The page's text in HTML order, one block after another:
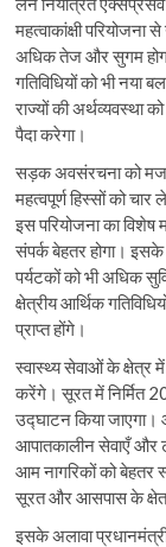
महत्वाकांक्षी
अधिक तेज और सुगम
गतिविधियों को भी नया
राज्यों की
पैदा करेगा।
सड़क अवसंरचना को
महत्वपूर्ण हिस्सों को
इस परियोजना का
संपर्क बेहतर होगा। इसके
पर्यटकों को भी अधिक
क्षेत्रीय आर्थिक
प्राप्त होंगे।
स्वास्थ्य सेवाओं के क्षेत्र में
करेंगे। सूरत में निर्मित
उद्घाटन किया
आपातकालीन सेवाएँ और
आम नागरिकों को बेहतर
सूरत और आसपास के
इसके अलावा